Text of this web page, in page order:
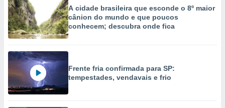
A cidade brasileira que esconde o 8º maior
cânion do mundo e que poucos
conhecem; descubra onde fica
Frente fria confirmada para SP:
tempestades, vendavais e frio